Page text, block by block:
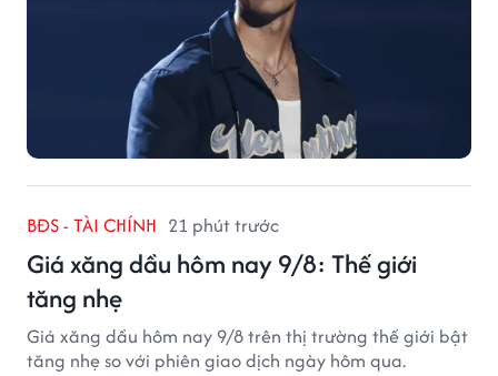
BĐS - TÀI CHÍNH 21 phút trước
Giá xăng dầu hôm nay 9/8: Thế giới
tăng nhẹ
Giá xăng dầu hôm nay 9/8 trên thị trường thế giới bật
tăng nhẹ so với phiên giao dịch ngày hôm qua.